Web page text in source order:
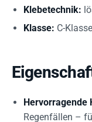
Klebetechnik:
Klasse: C-
Hervorragende
Regenfällen –